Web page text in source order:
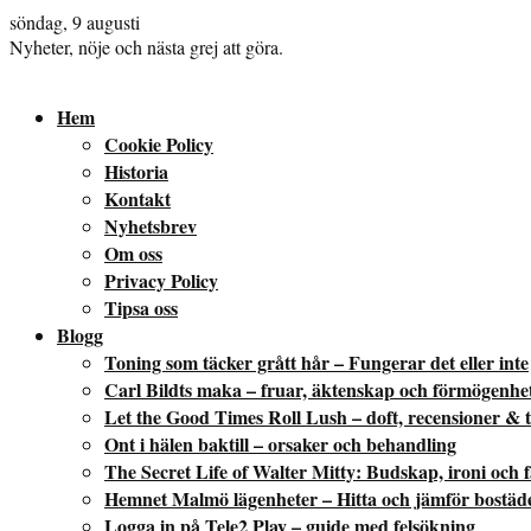
söndag, 9 augusti
Nyheter, nöje och nästa grej att göra.
Hem
Cookie Policy
Historia
Kontakt
Nyhetsbrev
Om oss
Privacy Policy
Tipsa oss
Blogg
Toning som täcker grått hår – Fungerar det eller inte
Carl Bildts maka – fruar, äktenskap och
Let the Good Times Roll Lush – doft, recensioner &
Ont i hälen baktill – orsaker och behandling
The Secret Life of Walter Mitty: Budskap, ironi och
Hemnet Malmö lägenheter – Hitta och jämför